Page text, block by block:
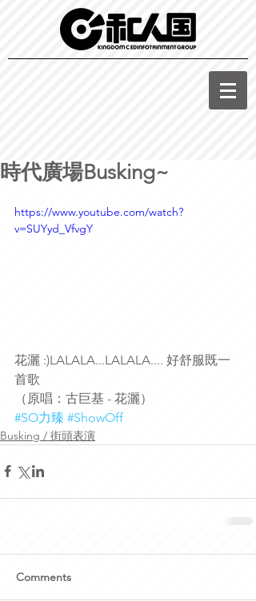
時代廣場Busking~
https://www.youtube.com/watch?
v=SUYyd_VfvgY
花灑 :)LALALA...LALALA.... 好舒服既一
首歌
（原唱：古巨基 - 花灑）
#SO力臻 #ShowOff
Busking / 街頭表演
Comments